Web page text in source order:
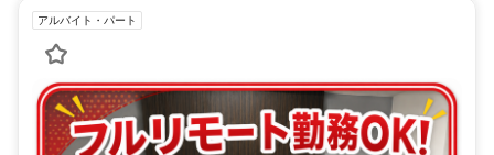
アルバイト・パート